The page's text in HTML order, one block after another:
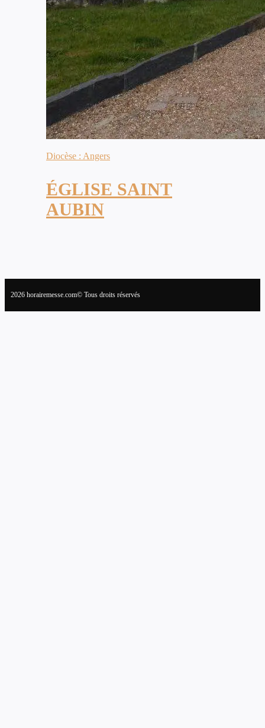
Diocèse : Angers
ÉGLISE SAINT
AUBIN
2026 horairemesse.com© Tous droits réservés